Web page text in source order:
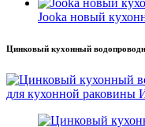
Jooka новый
Цинковый кухонный